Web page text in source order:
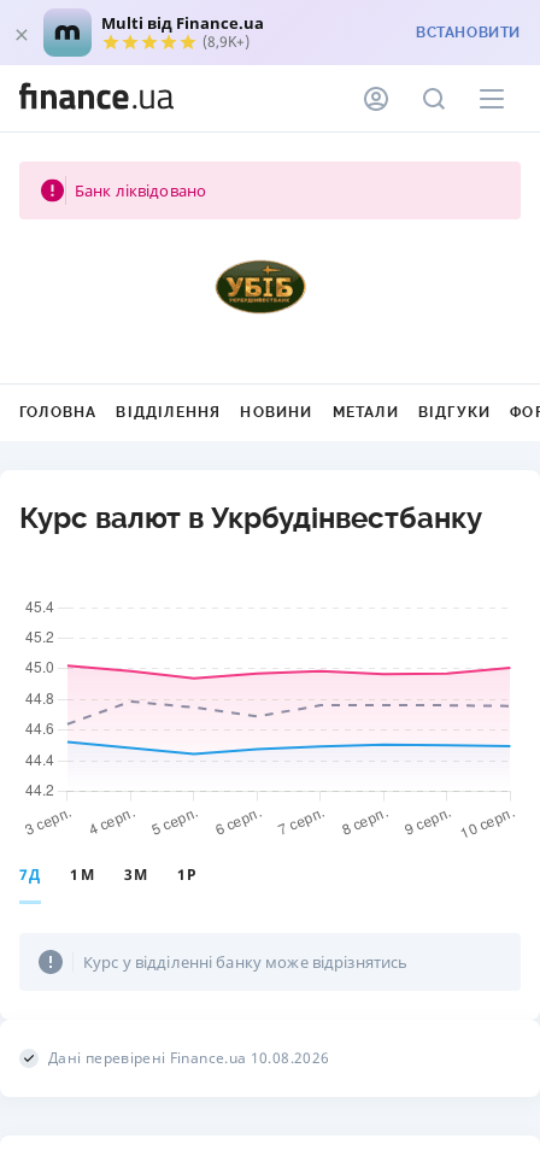
Multi від Finance.ua
(8,9K+) ВСТАНОВИТИ
Банк ліквідовано
ГОЛОВНА ВІДДІЛЕННЯ НОВИНИ МЕТАЛИ ВІДГУКИ
Курс валют в Укрбудінвестбанку
7Д 1М 3М 1Р
Курс у відділенні банку може відрізнятись
Дані перевірені Finance.ua 10.08.2026